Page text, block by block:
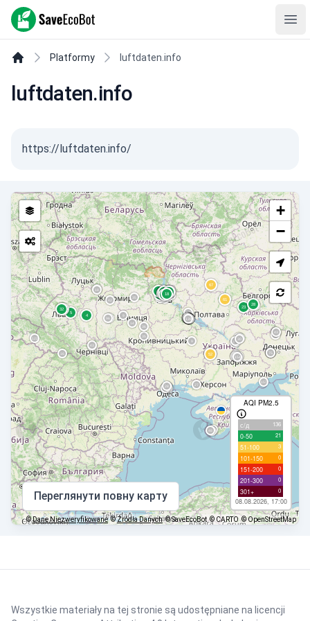
SaveEcoBot
Platformy luftdaten.info
luftdaten.info
https://luftdaten.info/
+
−
AQI PM2.5
с/д 136
0-50 21
51-100 3
101-150 0
151-200 0
201-300 0
301+ 0
08.08.2026, 17:00
Переглянути повну карту
©Dane Niezweryfikowane ©Źródła Danych © SaveEcoBot © CARTO © OpenStreetMap
Wszystkie materiały na tej stronie są udostępniane na licencji